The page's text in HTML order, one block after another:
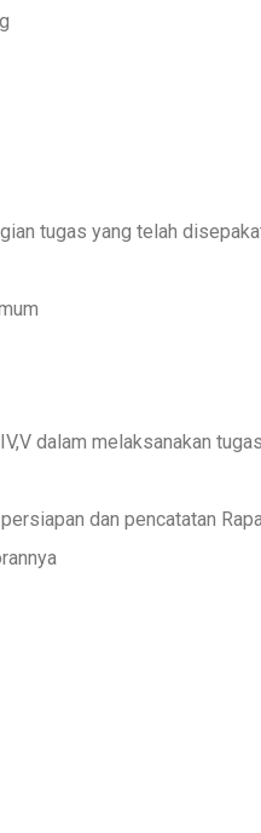
tugas yang telah
dalam melaksanakan
dan pencatatan